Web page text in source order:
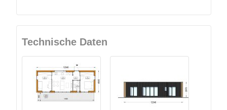
Technische Daten